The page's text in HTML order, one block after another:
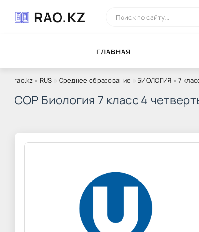
RAO.KZ
ГЛAВНAЯ
rao.kz» RUS » Среднее образование » БИОЛОГИЯ »7
СОР Биология 7 класс 4